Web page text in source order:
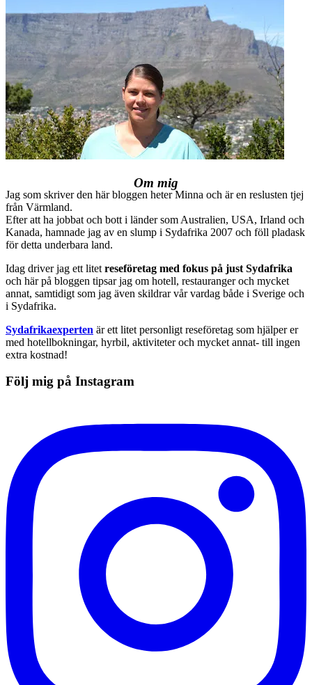
Om mig
Jag som skriver den här bloggen heter Minna och är en reslusten tjej
från Värmland.
Efter att ha jobbat och bott i länder som Australien, USA, Irland och
Kanada, hamnade jag av en slump i Sydafrika 2007 och föll pladask
för detta underbara land.
Idag driver jag ett litet reseföretag med fokus på just Sydafrika
och här på bloggen tipsar jag om hotell, restauranger och mycket
annat, samtidigt som jag även skildrar vår vardag både i Sverige och
i Sydafrika.
Sydafrikaexperten är ett litet personligt reseföretag som hjälper er
med hotellbokningar, hyrbil, aktiviteter och mycket annat- till ingen
extra kostnad!
Följ mig på Instagram